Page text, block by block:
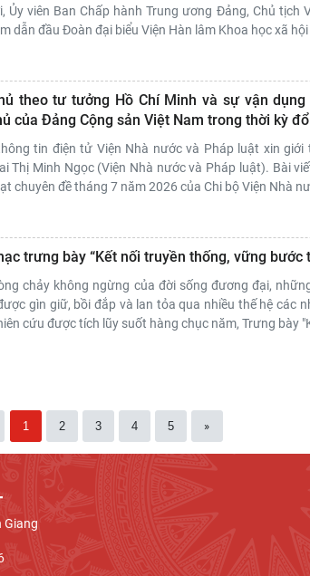
Ủy viên Ban Chấp hành Trung ương Đảng, Chủ tịch
dẫn đầu Đoàn đại biểu Viện Hàn lâm Khoa học xã
theo tư tưởng Hồ Chí Minh và sự vận
của Đảng Cộng sản Việt Nam trong thời kỳ
tin điện tử Viện Nhà nước và Pháp luật xin
Thị Minh Ngọc (Viện Nhà nước và Pháp luật). Bài
chuyên đề tháng 7 năm 2026 của Chi bộ Viện Nhà
trưng bày “Kết nối truyền thống, vững bước
chảy không ngừng của đời sống đương đại,
gìn giữ, bồi đắp và lan tỏa qua nhiều thế hệ các
cứu được tích lũy suốt hàng chục năm, Trưng bày
1 2 3 4 5 »
Giang